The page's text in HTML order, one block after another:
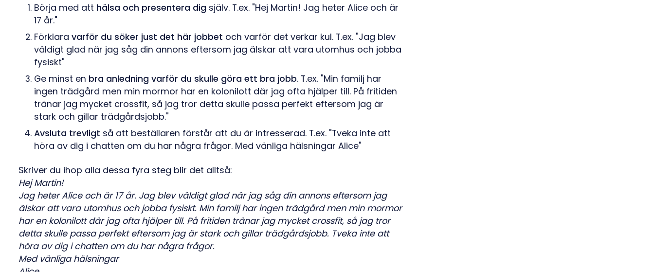
Börja med att hälsa och presentera dig själv. T.ex. "Hej Martin! Jag heter Alice och är
17 år."
Förklaravarför du söker just det här jobbet och varför det verkar kul. T.ex. "Jag blev
väldigt glad när jag såg din annons eftersom jag älskar att vara utomhus och jobba
fysiskt"
Ge minst en bra anledning varför du skulle göra ett bra jobb. T.ex. "Min familj har
ingen trädgård men min mormor har en kolonilott där jag ofta hjälper till. På fritiden
tränar jag mycket crossfit, så jag tror detta skulle passa perfekt eftersom jag är
stark och gillar trädgårdsjobb."
Avsluta trevligt så att beställaren förstår att du är intresserad. T.ex. "Tveka inte att
höra av dig i chatten om du har några frågor. Med vänliga hälsningar Alice"
Skriver du ihop alla dessa fyra steg blir det alltså:
Hej Martin!
Jag heter Alice och är 17 år. Jag blev väldigt glad när jag såg din annons eftersom jag
älskar att vara utomhus och jobba fysiskt. Min familj har ingen trädgård men min mormor
har en kolonilott där jag ofta hjälper till. På fritiden tränar jag mycket crossfit, så jag tror
detta skulle passa perfekt eftersom jag är stark och gillar trädgårdsjobb. Tveka inte att
höra av dig i chatten om du har några frågor.
Med vänliga hälsningar